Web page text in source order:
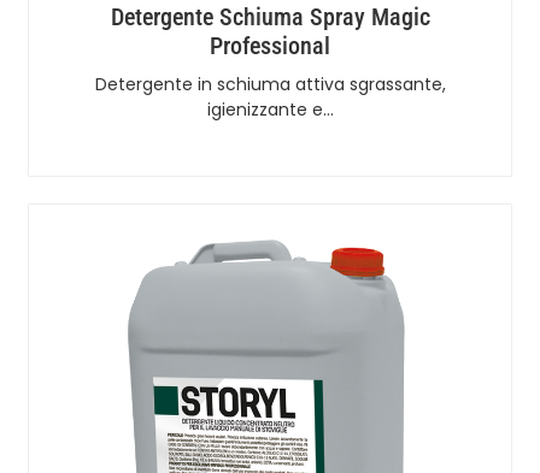
Detergente Schiuma Spray Magic
Professional
Detergente in schiuma attiva sgrassante,
igienizzante e…